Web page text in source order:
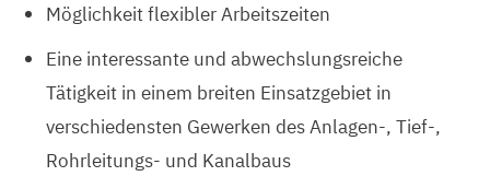
Möglichkeit flexibler Arbeitszeiten
Eine interessante und abwechslungsreiche
Tätigkeit in einem breiten Einsatzgebiet in
verschiedensten Gewerken des Anlagen-, Tief-,
Rohrleitungs- und Kanalbaus